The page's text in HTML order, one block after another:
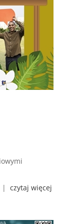
| czytaj więcej